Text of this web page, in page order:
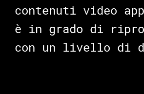
contenuti video
è in grado di
con un livello di